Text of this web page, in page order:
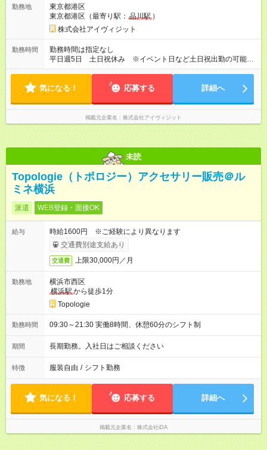
勤務地
東京都港区
東京都港区（最寄り駅： 品川駅 ）
株式会社アイヴィジット
勤務時間
勤務時間は指定なし
平日週5日 土日祝休み ※イベント日など土日祝出勤の可能性
も一部あり 【勤務時間】品川オフィスへ出社の場合⇒9:15～
月曜日⇒品川オフィスへ出社 火曜日～金曜日⇒担当店舗の訪問
気になる！ 応募する 詳細へ
掲載元企業名 株式会社アイヴィジット
未読
Topologie（トポロジー）アクセサリー販売＠ル
ミネ横浜
派遣 WEB登録・面接OK
給与
時給1600円 ※ご経験により異なります
交通費別途支給あり
交通費 上限30,000円／月
勤務地
横浜市西区
横浜駅から徒歩1分
Topologie
勤務時間 09:30～21:30 実働8時間、休憩60分のシフト制
期間 長期勤務。入社日はご相談ください
特徴 服装自由 / シフト勤務
気になる！ 応募する 詳細へ
掲載元企業名 株式会社iDA